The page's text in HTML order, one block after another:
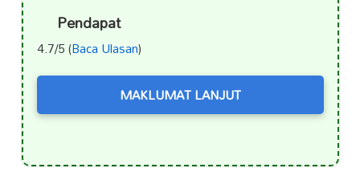
Pendapat
4.7/5 (Baca Ulasan)
MAKLUMAT LANJUT